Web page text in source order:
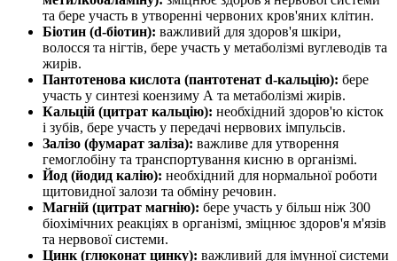
та бере участь в утворенні червоних кров'яних клітин.
Біотин (d-біотин): важливий для здоров'я шкіри,
волосся та нігтів, бере участь у метаболізмі вуглеводів та
жирів.
Пантотенова кислота (пантотенат d-кальцію): бере
участь у синтезі коензиму А та метаболізмі жирів.
Кальцій (цитрат кальцію): необхідний здоров'ю кісток
і зубів, бере участь у передачі нервових імпульсів.
Залізо (фумарат заліза): важливе для утворення
гемоглобіну та транспортування кисню в організмі.
Йод (йодид калію): необхідний для нормальної роботи
щитовидної залози та обміну речовин.
Магній (цитрат магнію): бере участь у більш ніж 300
біохімічних реакціях в організмі, зміцнює здоров'я м'язів
та нервової системи.
Цинк (глюконат цинку): важливий для імунної системи